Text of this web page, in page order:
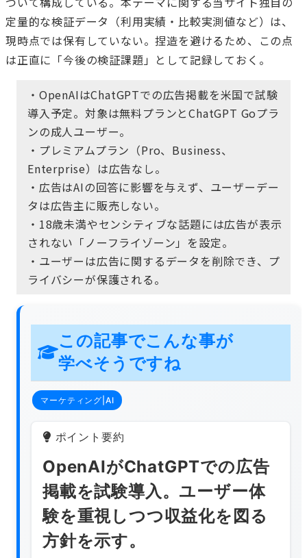
定量的な検証データ（利用実績・比較実測値など）は、
現時点では保有していない。捏造を避けるため、この点
は正直に「今後の検証課題」として記録しておく。
・OpenAIはChatGPTでの広告掲載を米国で試験
導入予定。対象は無料プランとChatGPT Goプラ
ンの成人ユーザー。
・プレミアムプラン（Pro、Business、
Enterprise）は広告なし。
・広告はAIの回答に影響を与えず、ユーザーデー
タは広告主に販売しない。
・18歳未満やセンシティブな話題には広告が表示
されない「ノーフライゾーン」を設定。
・ユーザーは広告に関するデータを削除でき、プ
ライバシーが保護される。
この記事でこんな事が
学べそうですね
マーケティング|AI
ポイント要約
OpenAIがChatGPTでの広告
掲載を試験導入。ユーザー体
験を重視しつつ収益化を図る
方針を示す。